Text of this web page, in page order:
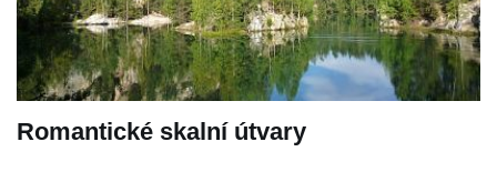
Romantické skalní útvary